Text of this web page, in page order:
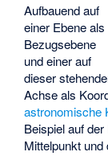
Aufbauend auf
einer Ebene als
Bezugsebene
und einer auf
dieser
Achse als
astronomische
Beispiel auf
Mittelpunkt